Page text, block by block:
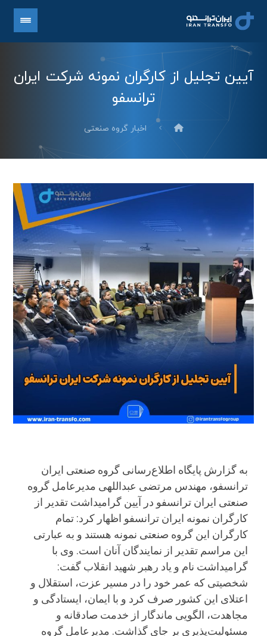
آیین تجلیل از کارگران نمونه شرکت ایران
ترانسفو
اخبار گروه صنعتی
به گزارش پایگاه اطلاع‌رسانی گروه صنعتی ایران
ترانسفو، مهندس مرتضی عبداللهی مدیرعامل گروه
صنعتی ایران ترانسفو در آیین گرامیداشت تقدیر از
کارگران نمونه ایران ترانسفو اظهار کرد: تمام
کارگران این گروه صنعتی نمونه هستند و به عبارتی
این مراسم تقدیر از نمایندگان آنان است. وی با
گرامیداشت نام و یاد رهبر شهید انقلاب گفت:
شخصیتی که عمر خود را در مسیر عزت، استقلال و
اعتلای این کشور صرف کرد و با ایمان، ایستادگی و
مجاهدت، الگویی ماندگار از خدمت صادقانه و
مسئولیت‌‌پذیری بر جای گذاشت. مدیرعامل گروه